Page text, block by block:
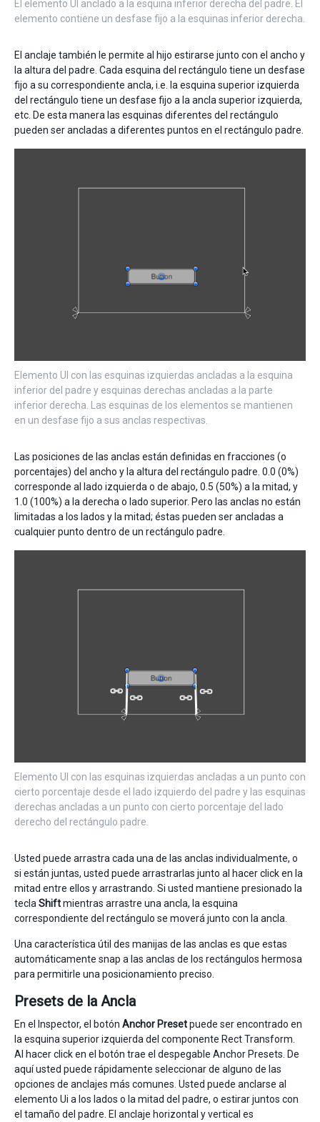
El elemento UI anclado a la esquina inferior derecha del padre. El
elemento contiene un desfase fijo a la esquinas inferior derecha.
El anclaje también le permite al hijo estirarse junto con el ancho y
la altura del padre. Cada esquina del rectángulo tiene un desfase
fijo a su correspondiente ancla, i.e. la esquina superior izquierda
del rectángulo tiene un desfase fijo a la ancla superior izquierda,
etc. De esta manera las esquinas diferentes del rectángulo
pueden ser ancladas a diferentes puntos en el rectángulo padre.
Elemento UI con las esquinas izquierdas ancladas a la esquina
inferior del padre y esquinas derechas ancladas a la parte
inferior derecha. Las esquinas de los elementos se mantienen
en un desfase fijo a sus anclas respectivas.
Las posiciones de las anclas están definidas en fracciones (o
porcentajes) del ancho y la altura del rectángulo padre. 0.0 (0%)
corresponde al lado izquierda o de abajo, 0.5 (50%) a la mitad, y
1.0 (100%) a la derecha o lado superior. Pero las anclas no están
limitadas a los lados y la mitad; éstas pueden ser ancladas a
cualquier punto dentro de un rectángulo padre.
Elemento UI con las esquinas izquierdas ancladas a un punto con
cierto porcentaje desde el lado izquierdo del padre y las esquinas
derechas ancladas a un punto con cierto porcentaje del lado
derecho del rectángulo padre.
Usted puede arrastra cada una de las anclas individualmente, o
si están juntas, usted puede arrastrarlas junto al hacer click en la
mitad entre ellos y arrastrando. Si usted mantiene presionado la
tecla Shiftmientras arrastre una ancla, la esquina
correspondiente del rectángulo se moverá junto con la ancla.
Una característica útil des manijas de las anclas es que estas
automáticamente snap a las anclas de los rectángulos hermosa
para permitirle una posicionamiento preciso.
Presets de la Ancla
En el Inspector, el botón Anchor Presetpuede ser encontrado en
la esquina superior izquierda del componente Rect Transform.
Al hacer click en el botón trae el despegable Anchor Presets. De
aquí usted puede rápidamente seleccionar de alguno de las
opciones de anclajes más comunes. Usted puede anclarse al
elemento Ui a los lados o la mitad del padre, o estirar juntos con
el tamaño del padre. El anclaje horizontal y vertical es